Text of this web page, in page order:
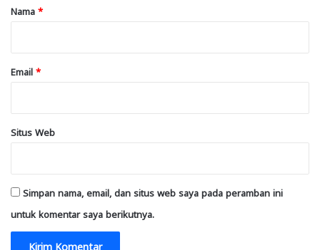
rNama *
Email *
Situs Web
Simpan nama, email, dan situs web saya pada peramban ini
untuk komentar saya berikutnya.